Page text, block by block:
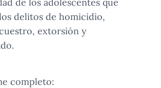
delitos de homicidio,
extorsión y
completo: